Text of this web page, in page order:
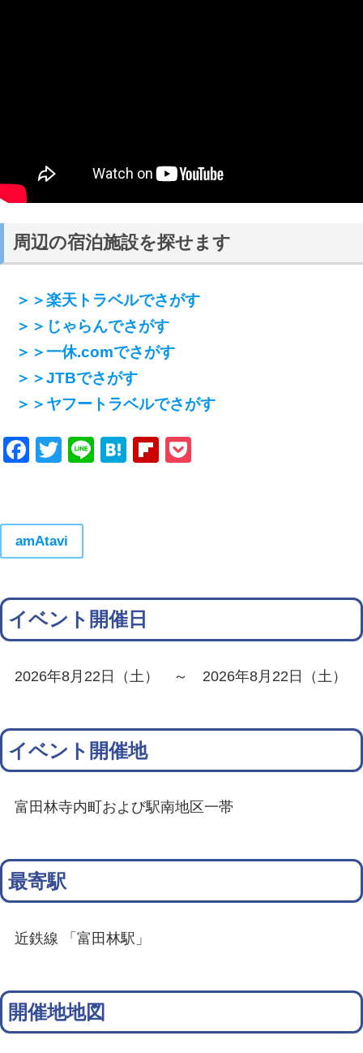
周辺の宿泊施設を探せます
＞＞楽天トラベルでさがす
＞＞じゃらんでさがす
＞＞一休.comでさがす
＞＞JTBでさがす
＞＞ヤフートラベルでさがす
Facebook
Twitter
LineHatenaFlipboard
amAtavi
イベント開催日
2026年8月22日（土） ～ 2026年8月22日（土）
イベント開催地
富田林寺内町および駅南地区一帯
最寄駅
近鉄線 「富田林駅」
開催地地図